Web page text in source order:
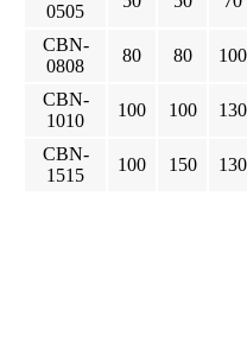
0505
CBN-
0808
80 80 100
CBN-
1010
100 100 130
CBN-
1515
100 150 130